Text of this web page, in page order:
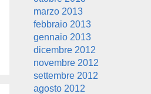
marzo 2013
febbraio 2013
gennaio 2013
dicembre 2012
novembre 2012
settembre 2012
agosto 2012